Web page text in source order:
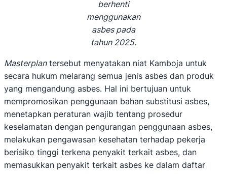
berhenti
menggunakan
asbes pada
tahun 2025.
Masterplantersebut menyatakan niat Kamboja untuk
secara hukum melarang semua jenis asbes dan produk
yang mengandung asbes. Hal ini bertujuan untuk
mempromosikan penggunaan bahan substitusi asbes,
menetapkan peraturan wajib tentang prosedur
keselamatan dengan pengurangan penggunaan asbes,
melakukan pengawasan kesehatan terhadap pekerja
berisiko tinggi terkena penyakit terkait asbes, dan
memasukkan penyakit terkait asbes ke dalam daftar